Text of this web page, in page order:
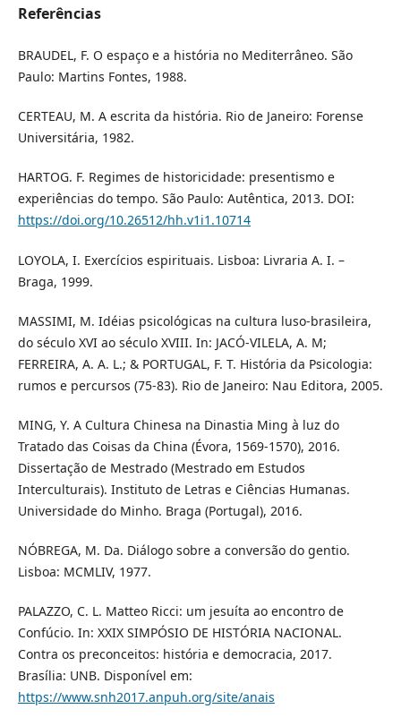
Referências
BRAUDEL, F. O espaço e a história no Mediterrâneo. São
Paulo: Martins Fontes, 1988.
CERTEAU, M. A escrita da história. Rio de Janeiro: Forense
Universitária, 1982.
HARTOG. F. Regimes de historicidade: presentismo e
experiências do tempo. São Paulo: Autêntica, 2013. DOI:
https://doi.org/10.26512/hh.v1i1.10714
LOYOLA, I. Exercícios espirituais. Lisboa: Livraria A. I. –
Braga, 1999.
MASSIMI, M. Idéias psicológicas na cultura luso-brasileira,
do século XVI ao século XVIII. In: JACÓ-VILELA, A. M;
FERREIRA, A. A. L.; & PORTUGAL, F. T. História da Psicologia:
rumos e percursos (75-83). Rio de Janeiro: Nau Editora, 2005.
MING, Y. A Cultura Chinesa na Dinastia Ming à luz do
Tratado das Coisas da China (Évora, 1569-1570), 2016.
Dissertação de Mestrado (Mestrado em Estudos
Interculturais). Instituto de Letras e Ciências Humanas.
Universidade do Minho. Braga (Portugal), 2016.
NÓBREGA, M. Da. Diálogo sobre a conversão do gentio.
Lisboa: MCMLIV, 1977.
PALAZZO, C. L. Matteo Ricci: um jesuíta ao encontro de
Confúcio. In: XXIX SIMPÓSIO DE HISTÓRIA NACIONAL.
Contra os preconceitos: história e democracia, 2017.
Brasília: UNB. Disponível em:
https://www.snh2017.anpuh.org/site/anais